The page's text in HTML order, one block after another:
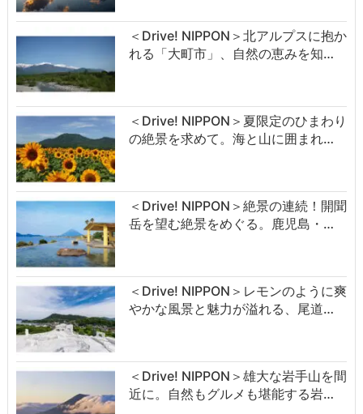
＜Drive! NIPPON＞北アルプスに抱か
れる「大町市」、自然の恵みを知…
＜Drive! NIPPON＞夏限定のひまわり
の絶景を求めて。海と山に囲まれ…
＜Drive! NIPPON＞絶景の連続！開聞
岳を望む絶景をめぐる。鹿児島・…
＜Drive! NIPPON＞レモンのように爽
やかな風景と魅力が溢れる、尾道…
＜Drive! NIPPON＞雄大な岩手山を間
近に。自然もグルメも堪能する岩…